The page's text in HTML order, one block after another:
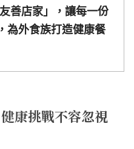
善店家」，讓每一份
為外食族打造健康餐
康挑戰不容忽視